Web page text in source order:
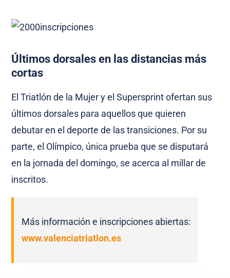
Últimos dorsales en las distancias más
cortas
El Triatlón de la Mujer y el Supersprint ofertan sus
últimos dorsales para aquellos que quieren
debutar en el deporte de las transiciones. Por su
parte, el Olímpico, única prueba que se disputará
en la jornada del domingo, se acerca al millar de
inscritos.
Más información e inscripciones abiertas:
www.valenciatriatlon.es